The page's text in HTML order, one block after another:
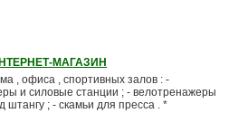
МАГАЗИН
, офиса , спортивных залов : -
и силовые станции ; - велотренажеры
штангу ; - скамьи для пресса . *